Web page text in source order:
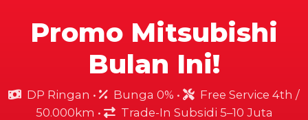
Promo Mitsubishi
Bulan Ini!
DP Ringan • Bunga 0% •
Free Service 4th /
50.000km •
Trade-In Subsidi 5–10 Juta